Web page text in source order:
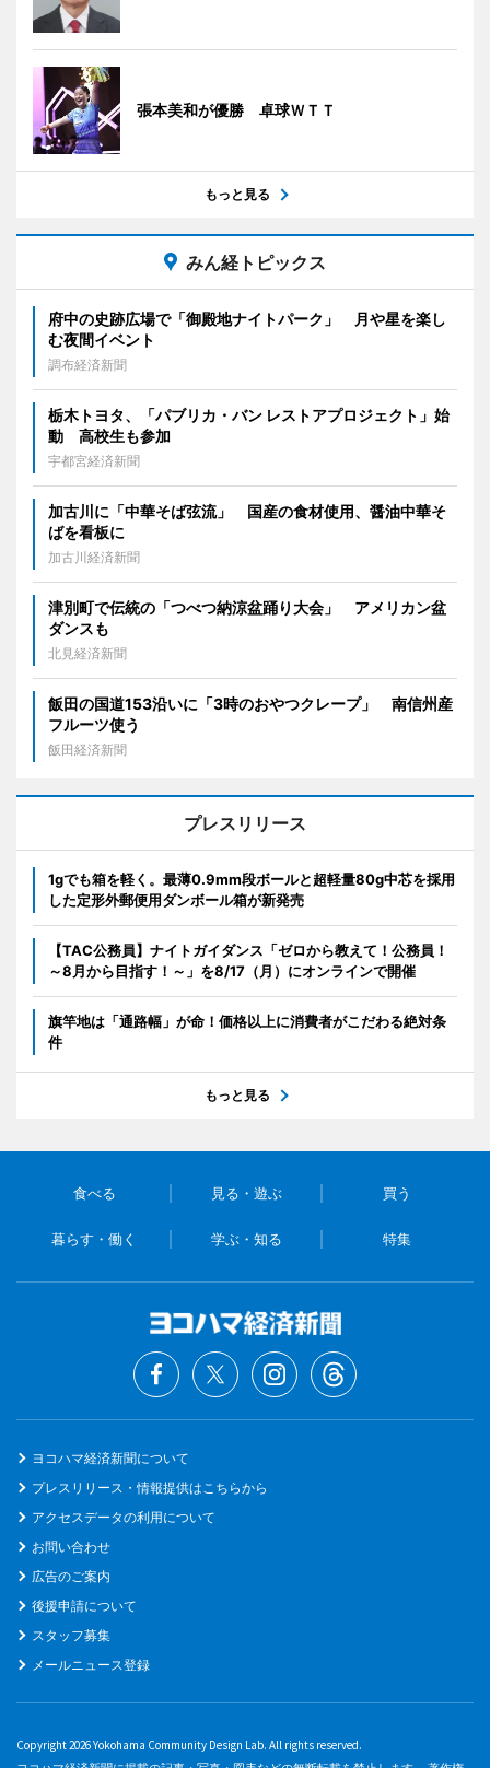
張本美和が優勝 卓球ＷＴＴ
もっと見る
みん経トピックス
府中の史跡広場で「御殿地ナイトパーク」 月や星を楽し
む夜間イベント
調布経済新聞
栃木トヨタ、「パブリカ・バン レストアプロジェクト」始
動 高校生も参加
宇都宮経済新聞
加古川に「中華そば弦流」 国産の食材使用、醤油中華そ
ばを看板に
加古川経済新聞
津別町で伝統の「つべつ納涼盆踊り大会」 アメリカン盆
ダンスも
北見経済新聞
飯田の国道153沿いに「3時のおやつクレープ」 南信州産
フルーツ使う
飯田経済新聞
プレスリリース
1gでも箱を軽く。最薄0.9mm段ボールと超軽量80g中芯を採用
した定形外郵便用ダンボール箱が新発売
【TAC公務員】ナイトガイダンス「ゼロから教えて！公務員！
～8月から目指す！～」を8/17（月）にオンラインで開催
旗竿地は「通路幅」が命！価格以上に消費者がこだわる絶対条
件
もっと見る
食べる 見る・遊ぶ 買う
暮らす・働く 学ぶ・知る 特集
ヨコハマ経済新聞について
プレスリリース・情報提供はこちらから
アクセスデータの利用について
お問い合わせ
広告のご案内
後援申請について
スタッフ募集
メールニュース登録
Copyright 2026 Yokohama Community Design Lab. All rights reserved.